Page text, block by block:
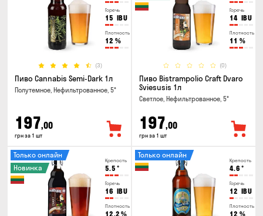
Горечь
15 IBU
Плотность
12 %
(3)
Пиво Cannabis Semi-Dark 1л
Полутемное, Нефильтрованное, 5°
197,00
грн за 1 шт
Горечь
14 IBU
Плотность
11 %
(0)
Пиво Bistrampolio Craft Dvaro
Sviesusis 1л
Светлое, Нефильтрованное, 5°
197,00
грн за 1 шт
Крепость
5.5 °
Горечь
16 IBU
Плотность
12.2 %
Только онлайн
Новинка
Крепость
4.6 °
Горечь
12 IBU
Плотность
12 %
Только онлайн